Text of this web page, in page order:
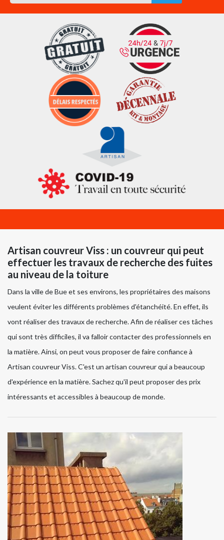
Artisan couvreur Viss : un couvreur qui peut
effectuer les travaux de recherche des fuites
au niveau de la toiture
Dans la ville de Bue et ses environs, les propriétaires des maisons
veulent éviter les différents problèmes d'étanchéité. En effet, ils
vont réaliser des travaux de recherche. Afin de réaliser ces tâches
qui sont très difficiles, il va falloir contacter des professionnels en
la matière. Ainsi, on peut vous proposer de faire confiance à
Artisan couvreur Viss. C'est un artisan couvreur qui a beaucoup
d'expérience en la matière. Sachez qu'il peut proposer des prix
intéressants et accessibles à beaucoup de monde.